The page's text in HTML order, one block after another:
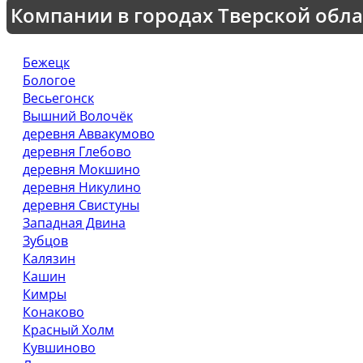
Компании в городах Тверской
Бежецк
Бологое
Весьегонск
Вышний Волочёк
деревня Аввакумово
деревня Глебово
деревня Мокшино
деревня Никулино
деревня Свистуны
Западная Двина
Зубцов
Калязин
Кашин
Кимры
Конаково
Красный Холм
Кувшиново